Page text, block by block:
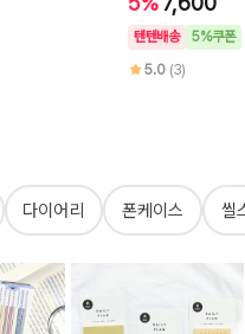
텐텐배송
5%쿠폰
5.0 (3)
다이어리 폰케이스 씰